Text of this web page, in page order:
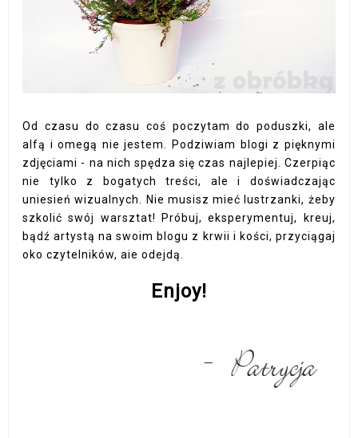
Od czasu do czasu coś poczytam do poduszki, ale
alfą i omegą nie jestem. Podziwiam blogi z pięknymi
zdjęciami - na nich spędza się czas najlepiej. Czerpiąc
nie tylko z bogatych treści, ale i doświadczając
uniesień wizualnych. Nie musisz mieć lustrzanki, żeby
szkolić swój warsztat! Próbuj, eksperymentuj, kreuj,
bądź artystą na swoim blogu z krwii i kości, przyciągaj
oko czytelników, aie odejdą.
Enjoy!